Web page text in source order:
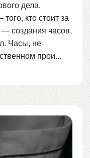
дела.
кто стоит за
создания часов,
Часы, не
прои...